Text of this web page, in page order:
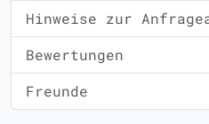
Hinweise zur
Bewertungen
Freunde